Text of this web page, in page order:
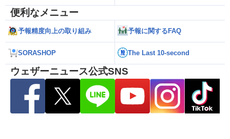
便利なメニュー
予報精度向上の取り組み 予報に関するFAQ
SORASHOP The Last 10-second
ウェザーニュース公式SNS